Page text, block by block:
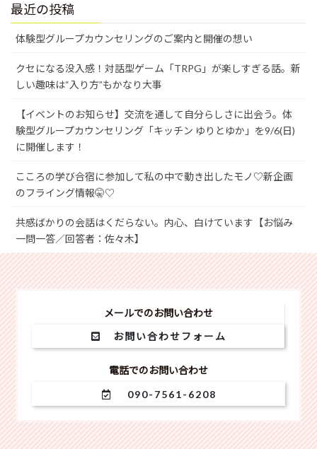
最近の投稿
体験型グループカウンセリングのご案内と開催の想い
クセになる没入感！対話型ゲーム「TRPG」が楽しすぎる話。新
しい趣味は“入り方”もかなり大事
【イベントのお知らせ】交流を通して自分らしさに出会う。体
験型グループカウンセリング「キッチン ゆりとゆか」を9/6(日)
に開催します！
こころの学び合宿に参加して私の中で動き出したモノ♡新企画
のフライング情報🤫♡
共感ばかりの会話はくだらない。内心、白けています【お悩み
一問一答／回答者：佐々木】
メールでのお問い合わせ
お問い合わせフォーム
電話でのお問い合わせ
090-7561-6208